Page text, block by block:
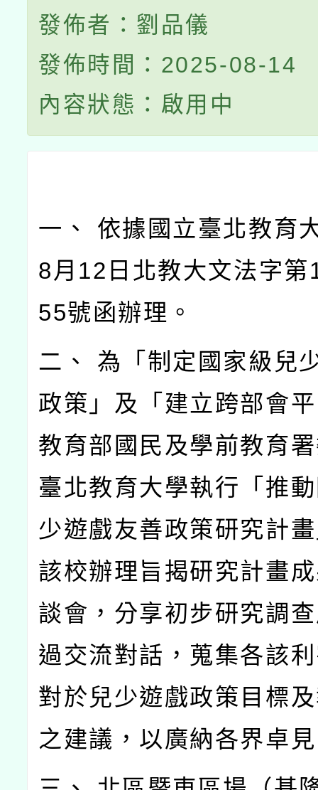
發佈者：劉品儀
發佈時間：2025-08-14
內容狀態：啟用中
一、 依據國立臺北教育
8月12日北教大文法字
55號函辦理。
二、 為「制定國家級兒
政策」及「建立跨部會
教育部國民及學前教育
臺北教育大學執行「推
少遊戲友善政策研究計
該校辦理旨揭研究計畫
談會，分享初步研究調
過交流對話，蒐集各該
對於兒少遊戲政策目標
之建議，以廣納各界卓